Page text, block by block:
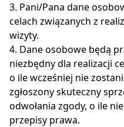
3. Pani/Pana dane
celach związanych z
wizyty.
4. Dane osobowe będą
niezbędny dla realizacji
o ile wcześniej nie
zgłoszony skuteczny
odwołania zgody, o ile
przepisy prawa.